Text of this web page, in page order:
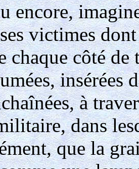
encore,
victimes
chaque côté
insérées
à
dans
que la